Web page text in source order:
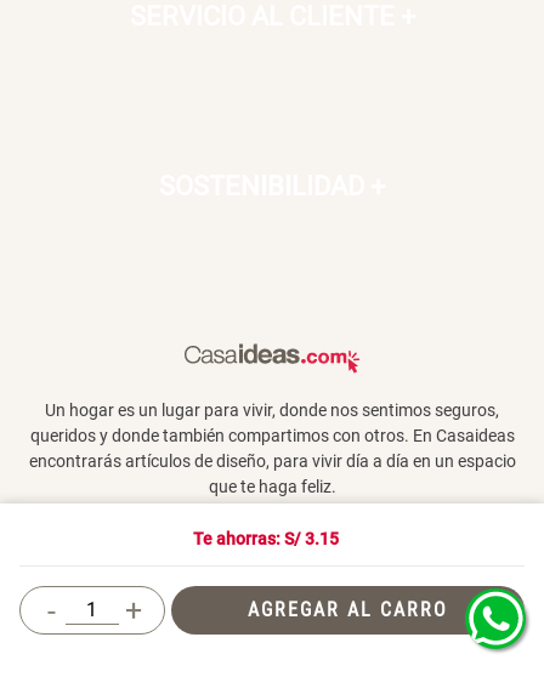
Te ahorras: S/3.15
+
- AGREGAR AL CARRO
Un hogar es un lugar para vivir, donde nos sentimos seguros,
queridos y donde también compartimos con otros. En Casaideas
encontrarás artículos de diseño, para vivir día a día en un espacio
que te haga feliz.
Términos y Condiciones
© 2026 Casaideas. Todos los derechos reservados